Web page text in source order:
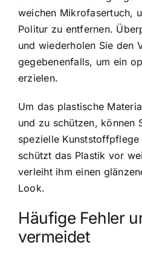
weichen Mikrofasertuch,
Politur zu entfernen.
und wiederholen Sie den
gegebenenfalls, um ein
erzielen.
Um das plastische
und zu schützen, können
spezielle
schützt das Plastik vor
verleiht ihm einen
Look.
Häufige Fehler
vermeidet